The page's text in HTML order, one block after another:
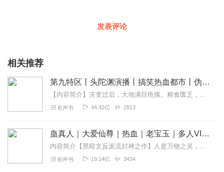
发表评论
相关推荐
第九特区丨头陀渊演播丨搞笑热血都市丨伪戒丨VIP免费多人有声剧
【内容简介】灾变过后，大地满目疮痍。粮食匮乏，资源紧俏，局势混乱……一位从待规划区杀出来的青年，背对着漫天黄沙，孤身来到九区谋生，却不曾想偶然结识三五好友，一念...
有声书 44.42亿 2813
蛊真人｜大爱仙尊｜热血｜老宝玉｜多人VIP免费有声剧
内容简介【黑暗文反派流封神之作】人是万物之灵，蛊是天地真精。一个穿越者不断重生的故事。一个养蛊、炼蛊、用蛊的奇特世界。配音组（男角色）老宝玉旁白...
有声书 19.14亿 3434